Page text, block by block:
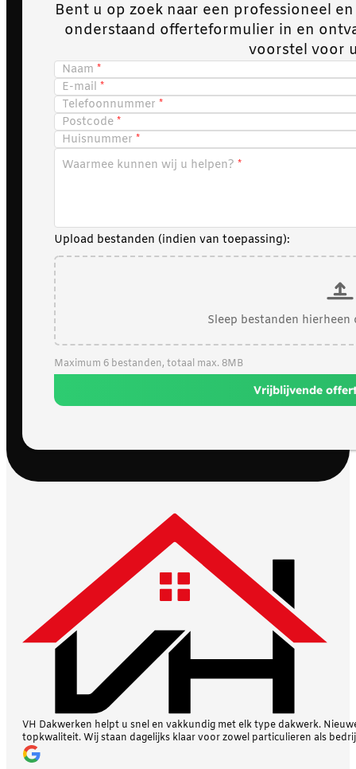
Bent u op zoek naar een professioneel
onderstaand offerteformulier in en
voorstel voor
Naam
E-mail
Telefoonnummer
Postcode
Huisnummer
Waarmee kunnen wij u helpen?
Upload bestanden (indien van toepassing):
Sleep bestanden
Maximum 6 bestanden, totaal max. 8MB
Vrijblijvende
VH Dakwerken helpt u snel en vakkundig met elk type dakwerk.
topkwaliteit. Wij staan dagelijks klaar voor zowel particulieren als